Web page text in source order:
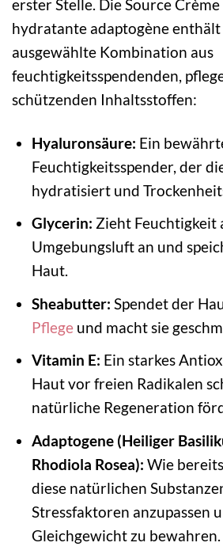
erster Stelle. Die Source
hydratante adaptogène
ausgewählte Kombination aus
feuchtigkeitsspendenden,
schützenden Inhaltsstoffen:
Hyaluronsäure: Ein
Feuchtigkeitsspender, der
hydratisiert und
Glycerin: Zieht Feuchtigkeit
Umgebungsluft an und
Haut.
Sheabutter: Spendet der
Pflegeund macht sie
Vitamin E: Ein starkes
Haut vor freien Radikalen
natürliche Regeneration
Adaptogene (Heiliger
Rhodiola Rosea): Wie
diese natürlichen
Stressfaktoren anzupassen
Gleichgewicht zu bewahren.